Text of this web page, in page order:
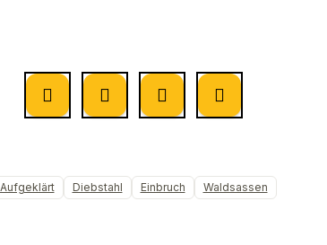
Aufgeklärt Diebstahl Einbruch Waldsassen